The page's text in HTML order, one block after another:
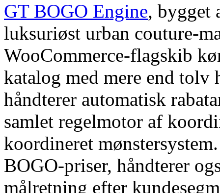
GT BOGO Engine, bygget
luksuriøst urban couture-
WooCommerce-flagskib
katalog med mere end tolv
håndterer automatisk
samlet regelmotor af
koordineret
BOGO-priser, håndterer
målretning efter